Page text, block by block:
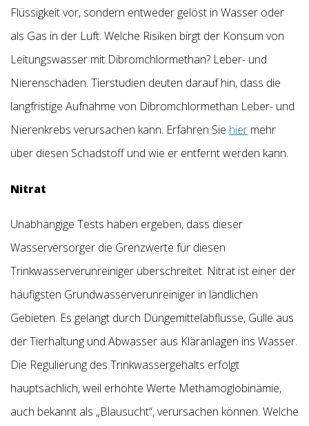
Flüssigkeit vor, sondern entweder gelöst in Wasser oder
als Gas in der Luft. Welche Risiken birgt der Konsum von
Leitungswasser mit Dibromchlormethan? Leber- und
Nierenschäden. Tierstudien deuten darauf hin, dass die
langfristige Aufnahme von Dibromchlormethan Leber- und
Nierenkrebs verursachen kann. Erfahren Sie hier mehr
über diesen Schadstoff und wie er entfernt werden kann.
Nitrat
Unabhängige Tests haben ergeben, dass dieser
Wasserversorger die Grenzwerte für diesen
Trinkwasserverunreiniger überschreitet. Nitrat ist einer der
häufigsten Grundwasserverunreiniger in ländlichen
Gebieten. Es gelangt durch Düngemittelabflüsse, Gülle aus
der Tierhaltung und Abwasser aus Kläranlagen ins Wasser.
Die Regulierung des Trinkwassergehalts erfolgt
hauptsächlich, weil erhöhte Werte Methämoglobinämie,
auch bekannt als „Blausucht“, verursachen können. Welche